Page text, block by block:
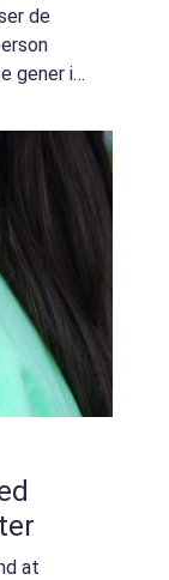
de
gener i
at